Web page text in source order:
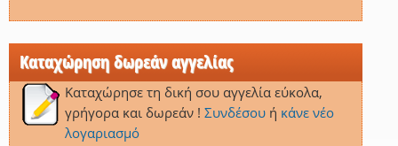
Καταχώρηση δωρεάν αγγελίας
Καταχώρησε τη δική σου αγγελία εύκολα,
γρήγορα και δωρεάν ! Συνδέσουή κάνε νέο
λογαριασμό